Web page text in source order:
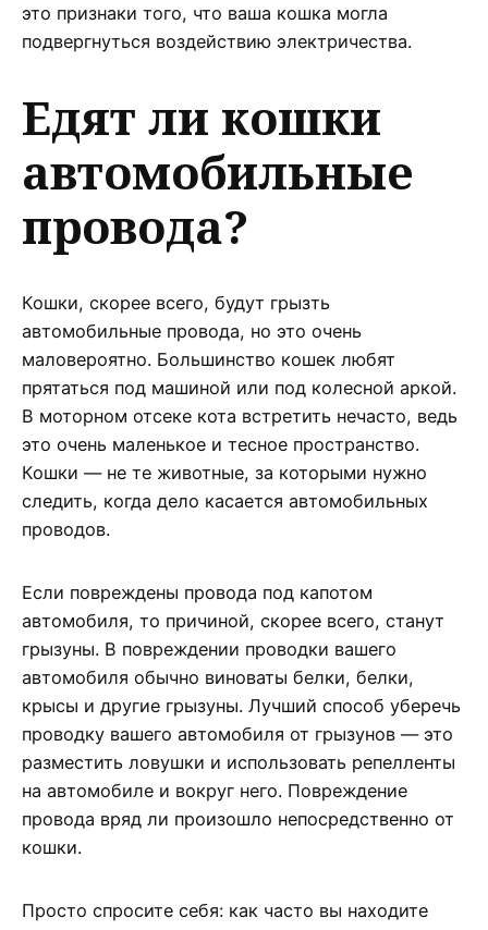
это признаки того, что ваша кошка могла
подвергнуться воздействию электричества.
Едят ли кошки
автомобильные
провода?
Кошки, скорее всего, будут грызть
автомобильные провода, но это очень
маловероятно. Большинство кошек любят
прятаться под машиной или под колесной аркой.
В моторном отсеке кота встретить нечасто, ведь
это очень маленькое и тесное пространство.
Кошки — не те животные, за которыми нужно
следить, когда дело касается автомобильных
проводов.
Если повреждены провода под капотом
автомобиля, то причиной, скорее всего, станут
грызуны. В повреждении проводки вашего
автомобиля обычно виноваты белки, белки,
крысы и другие грызуны. Лучший способ уберечь
проводку вашего автомобиля от грызунов — это
разместить ловушки и использовать репелленты
на автомобиле и вокруг него. Повреждение
провода вряд ли произошло непосредственно от
кошки.
Просто спросите себя: как часто вы находите